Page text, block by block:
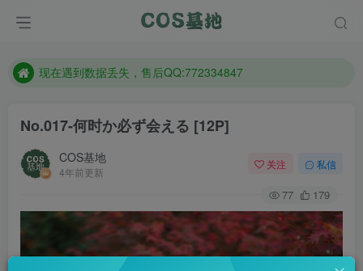
现在遇到数据丢失，售后QQ:772334847
防失联：百度搜索《趣画刊》，实时查看最新站点。
No.017-何时か必ず会える [12P]
COS基地
4年前更新
关注 私信
77 179